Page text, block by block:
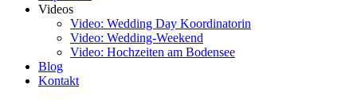
Videos
Video: Wedding Day Koordinatorin
Video: Wedding-Weekend
Video: Hochzeiten am Bodensee
Blog
Kontakt